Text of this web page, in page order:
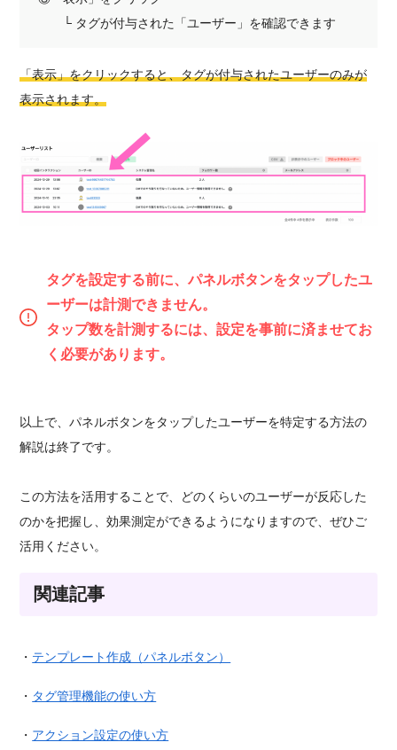
└ タグが付与された「ユーザー」を確認できます
「表示」をクリックすると、タグが付与されたユーザーのみが
表示されます。
タグを設定する前に、パネルボタンをタップしたユ
ーザーは計測できません。
タップ数を計測するには、設定を事前に済ませてお
く必要があります。
以上で、パネルボタンをタップしたユーザーを特定する方法の
解説は終了です。
この方法を活用することで、どのくらいのユーザーが反応した
のかを把握し、効果測定ができるようになりますので、ぜひご
活用ください。
関連記事
・ テンプレート作成（パネルボタン）
・ タグ管理機能の使い方
・ アクション設定の使い方